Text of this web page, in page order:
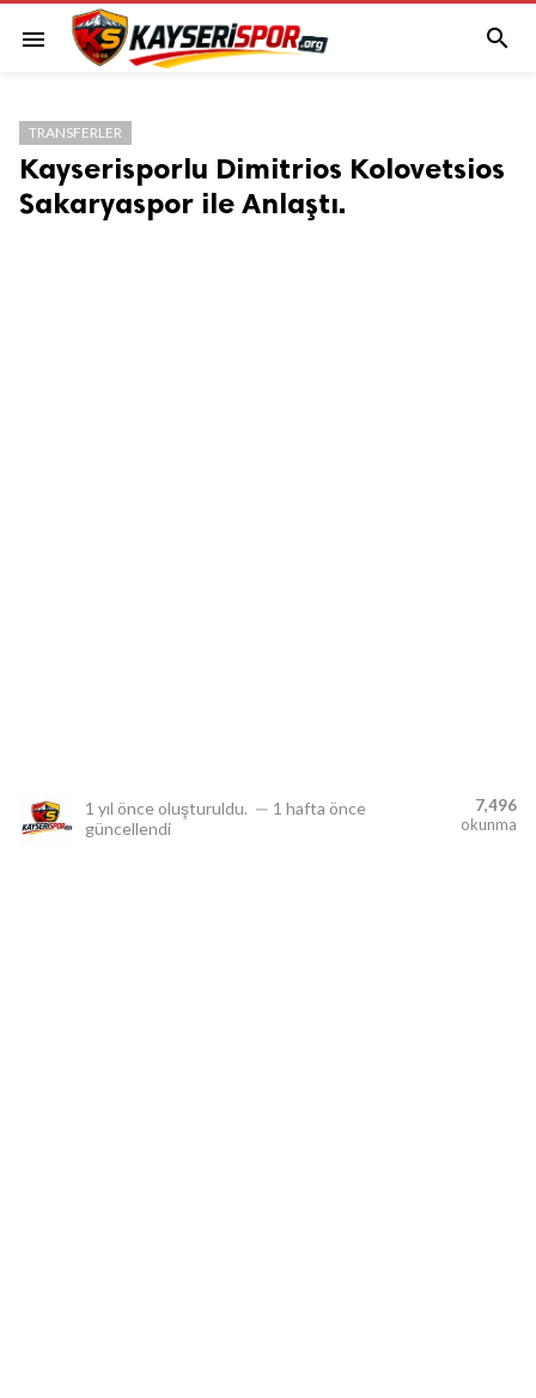
menu 
TRANSFERLER
Kayserisporlu Dimitrios Kolovetsios
Sakaryaspor ile Anlaştı.
1 yıl önce oluşturuldu. — 1 hafta önce
güncellendi
7,496
okunma